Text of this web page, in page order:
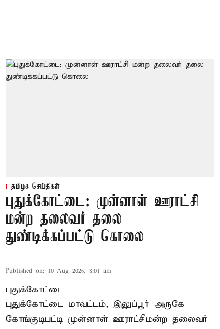
தமிழக செய்திகள்
புதுக்கோட்டை: முன்னாள் ஊராட்சி
மன்ற தலைவர் தலை
துண்டிக்கப்பட்டு கொலை
Published on: 10 Aug 2026, 8:01 am
புதுக்கோட்டை
புதுக்கோட்டை மாவட்டம், இலுப்பூர் அருகே
கோங்குடிபட்டி முன்னாள் ஊராட்சிமன்ற தலைவர்